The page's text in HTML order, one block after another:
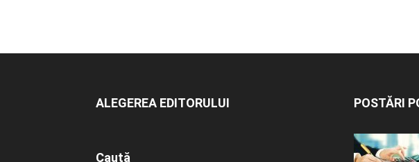
ALEGEREA EDITORULUI
Caută
POSTĂRI